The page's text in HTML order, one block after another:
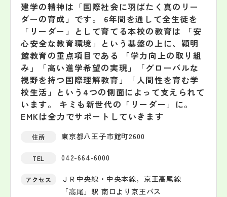
建学の精神は「国際社会に羽ばたく真のリー
ダーの育成」です。 6年間を通して全生徒を
「リーダー」として育てる本校の教育は 「安
心安全な教育環境」という基盤の上に、穎明
館教育の重点項目である 「学力向上の取り組
み」「高い進学希望の実現」「グローバルな
視野を持つ国際理解教育」「人間性を育む学
校生活」という4つの側面によって支えられて
います。 キミも新世代の「リーダー」に。
EMKは全力でサポートしていきます
住所 東京都八王子市館町2600
TEL 042-664-6000
アクセス
ＪＲ中央線・中央本線，京王高尾線
「高尾」駅 南口より京王バス